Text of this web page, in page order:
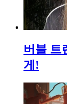
버블 트
게!